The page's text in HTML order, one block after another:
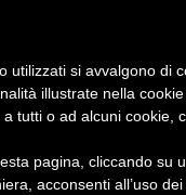
utilizzati si avvalgono di
illustrate nella
tutti o ad alcuni cookie,
pagina, cliccando su
acconsenti all’uso